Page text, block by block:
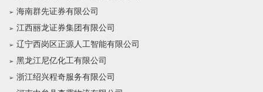
海南群先证券有限公司
江西丽龙证券集团有限公司
辽宁西岗区正源人工智能有限公司
黑龙江尼亿化工有限公司
浙江绍兴程奇服务有限公司